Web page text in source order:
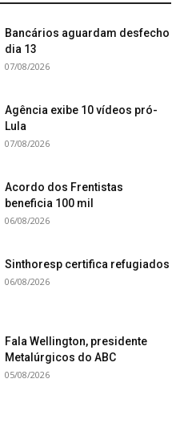
Bancários aguardam desfecho
dia 13
07/08/2026
Agência exibe 10 vídeos pró-
Lula
07/08/2026
Acordo dos Frentistas
beneficia 100 mil
06/08/2026
Sinthoresp certifica refugiados
06/08/2026
Fala Wellington, presidente
Metalúrgicos do ABC
05/08/2026